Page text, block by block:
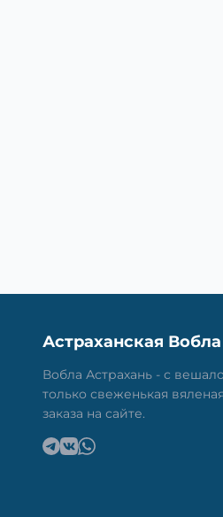
Астраханская Вобла
Вобла Астрахань - с
только свеженькая
заказа на сайте.